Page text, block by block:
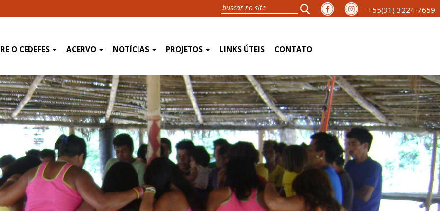
+55(31) 3224-7659
O CEDEFES ACERVO NOTÍCIAS PROJETOS LINKS ÚTEIS CONTATO